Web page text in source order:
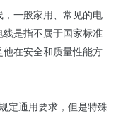
，一般家用、常见的电
是指不属于国家标准
在安全和质量性能方
定通用要求，但是特殊